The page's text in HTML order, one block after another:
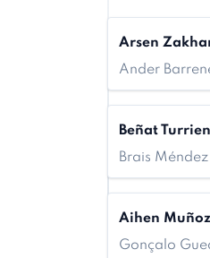
Arsen
Ander
Beñat
Brais Méndez
Aihen Muñoz
Gonçalo